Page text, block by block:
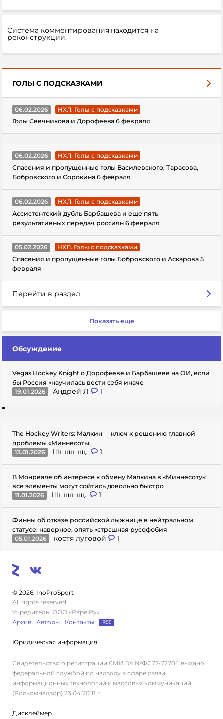
Система комментирования находится на
реконструкции.
ГОЛЫ С ПОДСКАЗКАМИ
06.02.2026
НХЛ. Голы с подсказками
Голы Свечникова и Дорофеева 6 февраля
06.02.2026
НХЛ. Голы с подсказками
Спасения и пропущенные голы Василевского, Тарасова,
Бобровского и Сорокина 6 февраля
06.02.2026
НХЛ. Голы с подсказками
Ассистентский дубль Барбашева и еще пять
результативных передач россиян 6 февраля
05.02.2026
НХЛ. Голы с подсказками
Спасения и пропущенные голы Бобровского и Аскарова 5
февраля
Перейти в раздел
Показать еще
Обсуждение
Vegas Hockey Knight о Дорофееве и Барбашеве на ОИ, если
бы Россия «научилась вести себя иначе
19.01.2026
Андрей Л 1
The Hockey Writers: Малкин — ключ к решению главной
проблемы «Миннесоты
13.01.2026
Шшшшщ.. 1
В Монреале об интересе к обмену Малкина в «Миннесоту»:
все элементы могут сойтись довольно быстро
11.01.2026
Шшшшщ.. 1
Финны об отказе российской лыжнице в нейтральном
статусе: наверное, опять «страшная русофобия
05.01.2026
костя луговой 1
© 2026. InoProSport
All rights reserved.
Учредитель: ООО «Раре.Ру»
Архив
Авторы Контакты RSS
Юридическая информация
Свидетельство о регистрации СМИ Эл №ФС77-72704 выдано
федеральной службой по надзору в сфере связи,
информационных технологий и массовых коммуникаций
(Роскомнадзор) 23.04.2018 г.
Дисклеймер